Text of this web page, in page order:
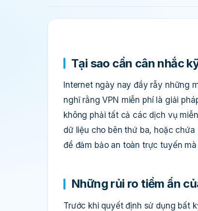
Tại sao cần cân nhắc
Internet ngày nay đầy rẫy những
nghĩ rằng VPN miễn phí là giải
không phải tất cả các dịch vụ
dữ liệu cho bên thứ ba, hoặc
để đảm bảo an toàn trực tuyến
Những rủi ro tiềm ẩn
Trước khi quyết định sử dụng bất